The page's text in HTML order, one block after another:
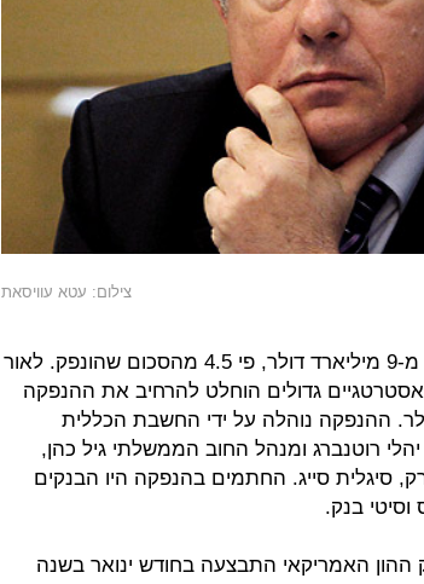
צילום: עטא עוויסאת
הביקושים בהנפקה הסתכמו ביותר מ-9 מיליארד דולר, פי 4.5 מהסכום שהונפק. לאור
גדולים הוחלט להרחיב את ההנפקה
של 1 מיליארד דולר. ההנפקה נוהלה על ידי החשבת הכללית
רוטנברג ומנהל החוב הממשלתי גיל כהן,
סיגלית סייג. החתמים בהנפקה היו הבנקים
וסיטי בנק.
האמריקאי התבצעה בחודש ינואר בשנה